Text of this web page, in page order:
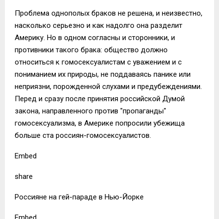
Проблема однополых браков не решена, и неизвестно,
насколько серьезно и как надолго она разделит
Америку. Но в одном согласны и сторонники, и
противники такого брака: общество должно
относиться к гомосексуалистам с уважением и с
пониманием их природы, не поддаваясь панике или
неприязни, порожденной слухами и предубеждениями.
Перед и сразу после принятия российской Думой
закона, направленного против "пропаганды"
гомосексуализма, в Америке попросили убежища
больше ста россиян-гомосексуалистов.
Embed
share
Россияне на гей-параде в Нью-Йорке